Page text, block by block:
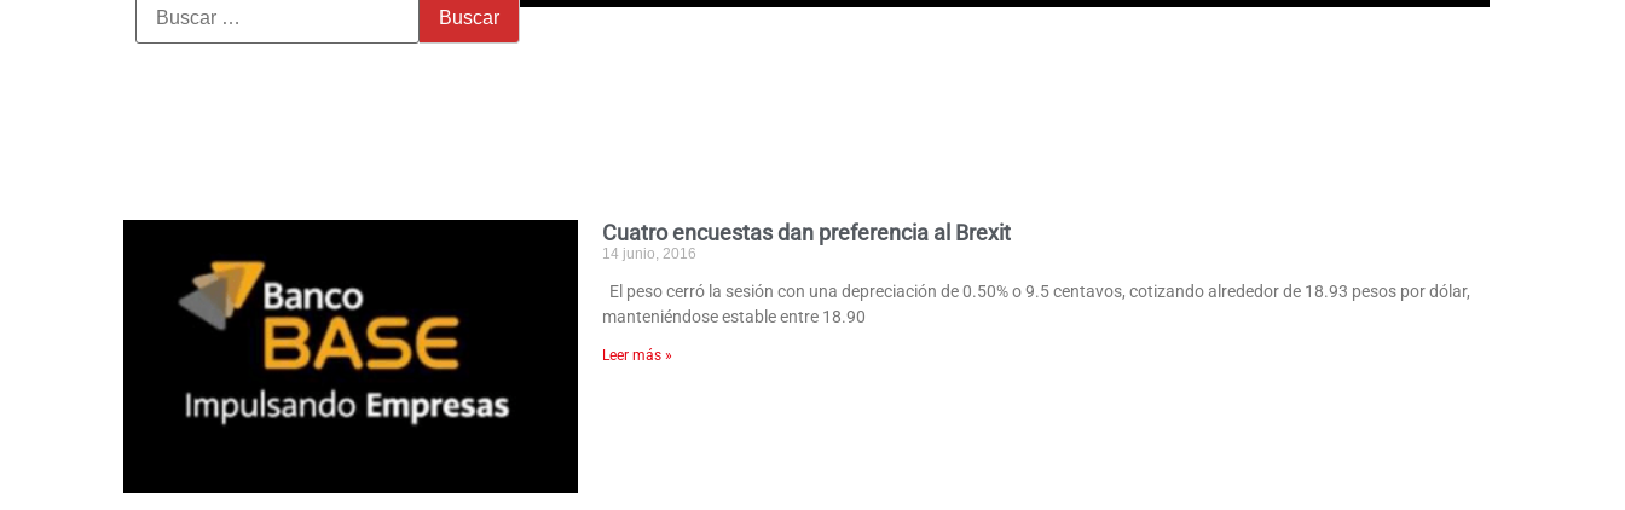
Cuatro encuestas dan preferencia al Brexit
14 junio, 2016
El peso cerró la sesión con una depreciación de 0.50% o 9.5 centavos, cotizando alrededor de 18.93 pesos por dólar,
manteniéndose estable entre 18.90
Leer más »